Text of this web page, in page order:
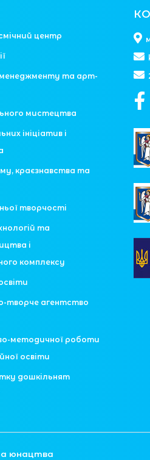
центр
менеджменту та арт-
мистецтва
ініціатив і
краєзнавства та
творчості
та
і
комплексу
творче агентство
методичної роботи
освіти
дошкільнят
юнацтва